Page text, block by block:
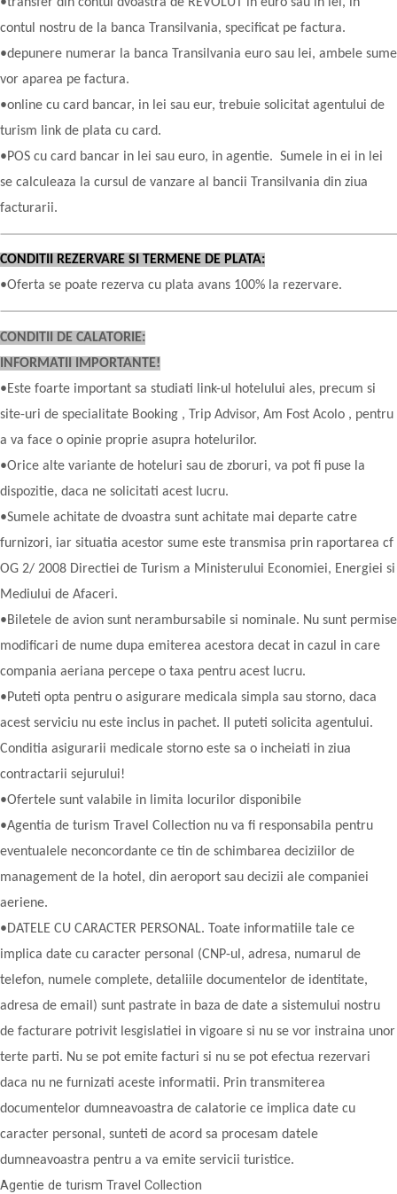
contul nostru de la banca Transilvania, specificat pe factura.
•depunere numerar la banca Transilvania euro sau lei, ambele sume
vor aparea pe factura.
•online cu card bancar, in lei sau eur, trebuie solicitat agentului de
turism link de plata cu card.
•POS cu card bancar in lei sau euro, in agentie. Sumele in ei in lei
se calculeaza la cursul de vanzare al bancii Transilvania din ziua
facturarii.
CONDITII REZERVARE SI TERMENE DE PLATA:
•Oferta se poate rezerva cu plata avans 100% la rezervare.
CONDITII DE CALATORIE:
INFORMATII IMPORTANTE!
•Este foarte important sa studiati link-ul hotelului ales, precum si
site-uri de specialitate Booking , Trip Advisor, Am Fost Acolo , pentru
a va face o opinie proprie asupra hotelurilor.
•Orice alte variante de hoteluri sau de zboruri, va pot fi puse la
dispozitie, daca ne solicitati acest lucru.
•Sumele achitate de dvoastra sunt achitate mai departe catre
furnizori, iar situatia acestor sume este transmisa prin raportarea cf
OG 2/ 2008 Directiei de Turism a Ministerului Economiei, Energiei si
Mediului de Afaceri.
•Biletele de avion sunt nerambursabile si nominale. Nu sunt permise
modificari de nume dupa emiterea acestora decat in cazul in care
compania aeriana percepe o taxa pentru acest lucru.
•Puteti opta pentru o asigurare medicala simpla sau storno, daca
acest serviciu nu este inclus in pachet. Il puteti solicita agentului.
Conditia asigurarii medicale storno este sa o incheiati in ziua
contractarii sejurului!
•Ofertele sunt valabile in limita locurilor disponibile
•Agentia de turism Travel Collection nu va fi responsabila pentru
eventualele neconcordante ce tin de schimbarea deciziilor de
management de la hotel, din aeroport sau decizii ale companiei
aeriene.
•DATELE CU CARACTER PERSONAL. Toate informatiile tale ce
implica date cu caracter personal (CNP-ul, adresa, numarul de
telefon, numele complete, detaliile documentelor de identitate,
adresa de email) sunt pastrate in baza de date a sistemului nostru
de facturare potrivit lesgislatiei in vigoare si nu se vor instraina unor
terte parti. Nu se pot emite facturi si nu se pot efectua rezervari
daca nu ne furnizati aceste informatii. Prin transmiterea
documentelor dumneavoastra de calatorie ce implica date cu
caracter personal, sunteti de acord sa procesam datele
dumneavoastra pentru a va emite servicii turistice.
Agentie de turism Travel Collection